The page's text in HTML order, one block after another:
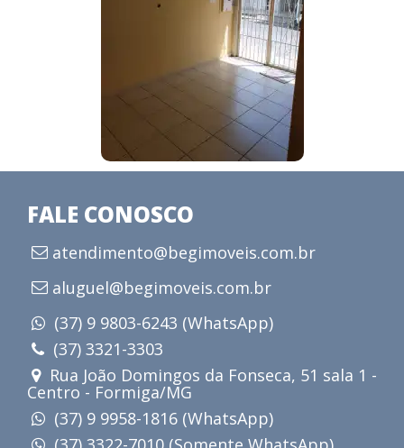
FALE CONOSCO
atendimento@begimoveis.com.br
aluguel@begimoveis.com.br
(37) 9 9803-6243 (WhatsApp)
(37) 3321-3303
Rua João Domingos da Fonseca, 51 sala 1 -
Centro - Formiga/MG
(37) 9 9958-1816 (WhatsApp)